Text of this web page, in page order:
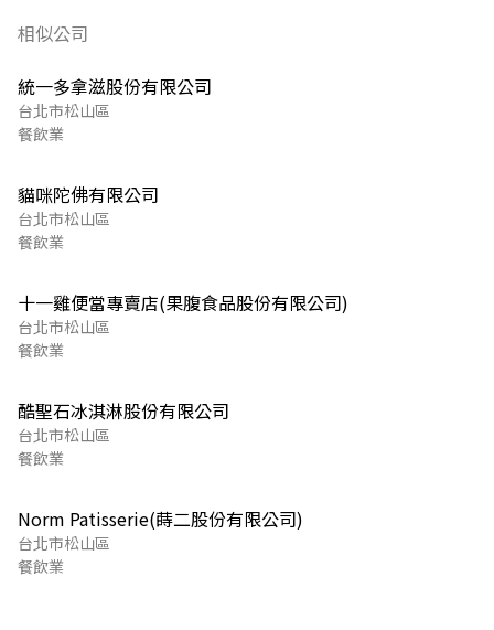
相似公司
統一多拿滋股份有限公司
台北市松山區
餐飲業
貓咪陀佛有限公司
台北市松山區
餐飲業
十一雞便當專賣店(果腹食品股份有限公司)
台北市松山區
餐飲業
酷聖石冰淇淋股份有限公司
台北市松山區
餐飲業
Norm Patisserie(蒔二股份有限公司)
台北市松山區
餐飲業